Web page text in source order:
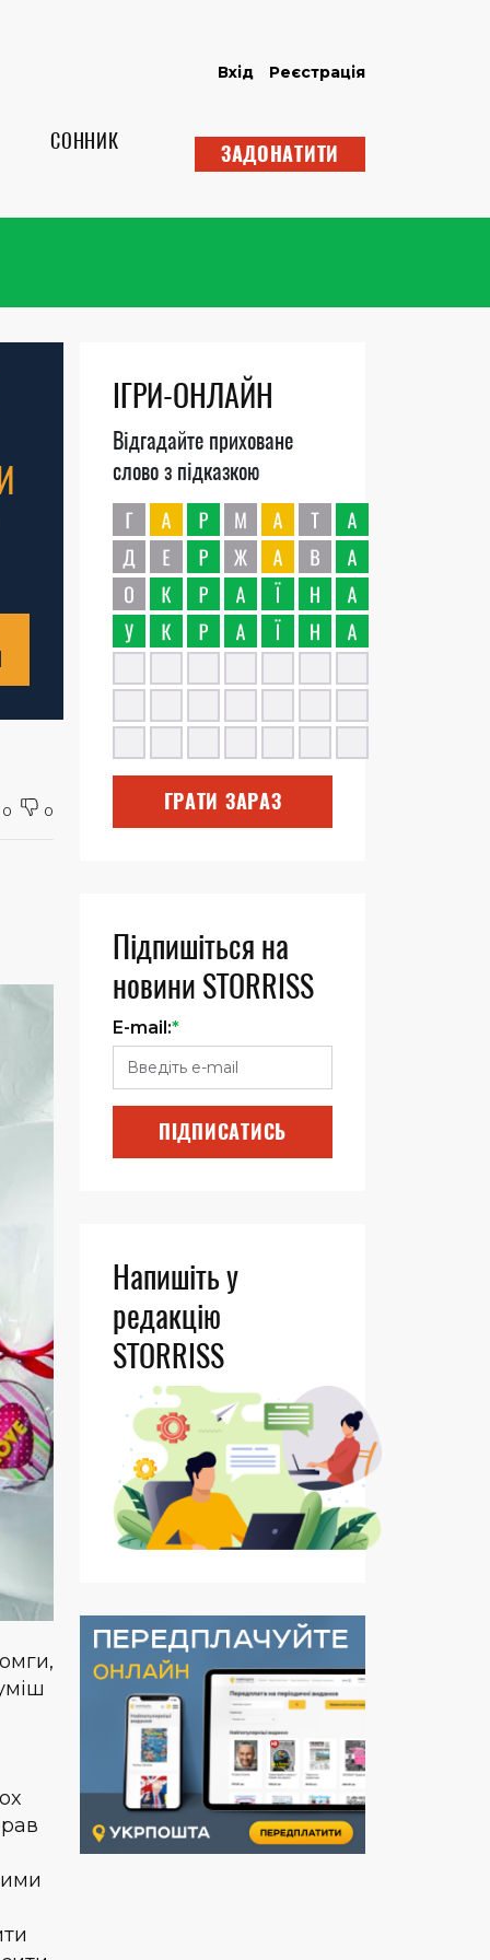
Вхід Реєстрація
СОННИК ЗАДОНАТИТИ
0 0
ІГРИ-ОНЛАЙН
Відгадайте приховане
слово з підказкою
ГРАТИ ЗАРАЗ
Підпишіться на
новини STORRISS
E-mail:*
ПІДПИСАТИСЬ
Напишіть у
редакцію
STORRISS